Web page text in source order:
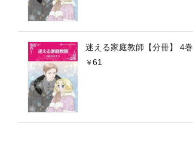
迷える家庭教師【分冊】 4巻
61